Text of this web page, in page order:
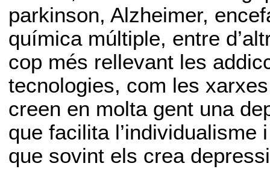
parkinson, Alzheimer,
química múltiple, entre
cop més rellevant les
tecnologies, com les
creen en molta gent una
que facilita
que sovint els crea